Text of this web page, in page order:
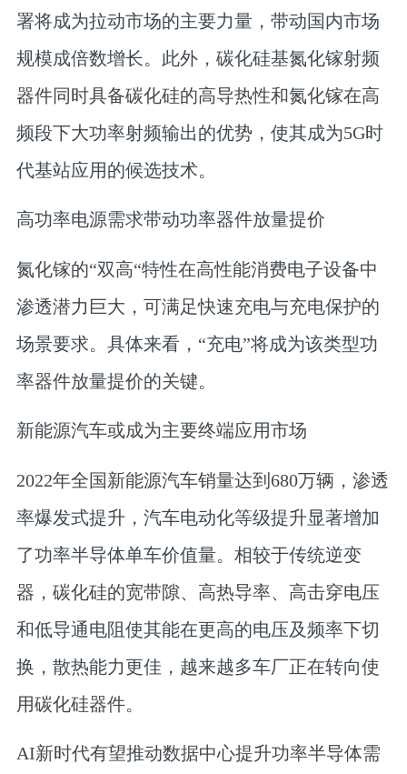
署将成为拉动市场的主要力量，带动国内市场
规模成倍数增长。此外，碳化硅基氮化镓射频
器件同时具备碳化硅的高导热性和氮化镓在高
频段下大功率射频输出的优势，使其成为5G时
代基站应用的候选技术。
高功率电源需求带动功率器件放量提价
氮化镓的“双高“特性在高性能消费电子设备中
渗透潜力巨大，可满足快速充电与充电保护的
场景要求。具体来看，“充电”将成为该类型功
率器件放量提价的关键。
新能源汽车或成为主要终端应用市场
2022年全国新能源汽车销量达到680万辆，渗透
率爆发式提升，汽车电动化等级提升显著增加
了功率半导体单车价值量。相较于传统逆变
器，碳化硅的宽带隙、高热导率、高击穿电压
和低导通电阻使其能在更高的电压及频率下切
换，散热能力更佳，越来越多车厂正在转向使
用碳化硅器件。
AI新时代有望推动数据中心提升功率半导体需